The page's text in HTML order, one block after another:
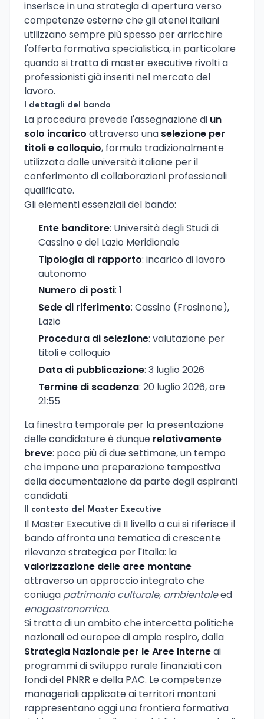
inserisce in una strategia di apertura verso
competenze esterne che gli atenei italiani
utilizzano sempre più spesso per arricchire
l'offerta formativa specialistica, in particolare
quando si tratta di master executive rivolti a
professionisti già inseriti nel mercato del
lavoro.
I dettagli del bando
La procedura prevede l'assegnazione di un
solo incarico attraverso una selezione per
titoli e colloquio, formula tradizionalmente
utilizzata dalle università italiane per il
conferimento di collaborazioni professionali
qualificate.
Gli elementi essenziali del bando:
Ente banditore: Università degli Studi di
Cassino e del Lazio Meridionale
Tipologia di rapporto: incarico di lavoro
autonomo
Numero di posti: 1
Sede di riferimento: Cassino (Frosinone),
Lazio
Procedura di selezione: valutazione per
titoli e colloquio
Data di pubblicazione: 3 luglio 2026
Termine di scadenza: 20 luglio 2026, ore
21:55
La finestra temporale per la presentazione
delle candidature è dunque relativamente
breve: poco più di due settimane, un tempo
che impone una preparazione tempestiva
della documentazione da parte degli aspiranti
candidati.
Il contesto del Master Executive
Il Master Executive di II livello a cui si riferisce il
bando affronta una tematica di crescente
rilevanza strategica per l'Italia: la
valorizzazione delle aree montane
attraverso un approccio integrato che
coniuga patrimonio culturale, ambientaleed
enogastronomico.
Si tratta di un ambito che intercetta politiche
nazionali ed europee di ampio respiro, dalla
Strategia Nazionale per le Aree Interneai
programmi di sviluppo rurale finanziati con
fondi del PNRR e della PAC. Le competenze
manageriali applicate ai territori montani
rappresentano oggi una frontiera formativa